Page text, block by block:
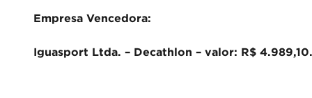
Empresa Vencedora:
Iguasport Ltda. – Decathlon – valor: R$ 4.989,10.